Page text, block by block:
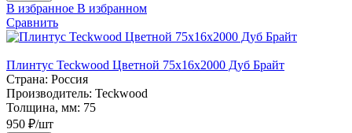
В избранное В избранном
Сравнить
Плинтус Teckwood Цветной 75х16х2000 Дуб Брайт
Страна: Россия
Производитель: Teckwood
Толщина, мм: 75
950 ₽/шт